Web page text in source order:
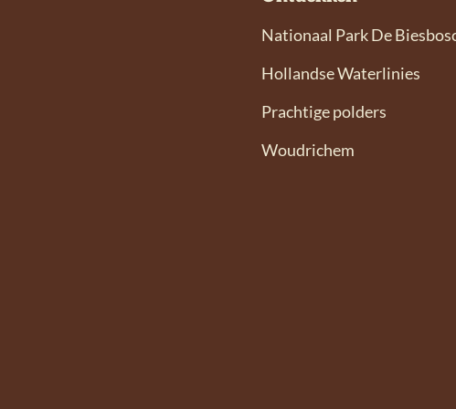
Nationaal Park De
Hollandse Waterlinies
Prachtige polders
Woudrichem